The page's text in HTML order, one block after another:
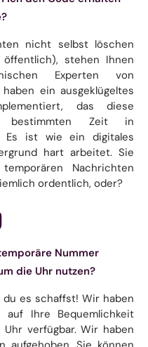
nicht selbst löschen
stehen Ihnen
Experten von
ein ausgeklügeltes
das diese
bestimmten Zeit in
Es ist wie ein digitales
hart arbeitet. Sie
Nachrichten
ordentlich, oder?
Nummer
die Uhr nutzen?
es schaffst! Wir haben
Ihre Bequemlichkeit
verfügbar. Wir haben